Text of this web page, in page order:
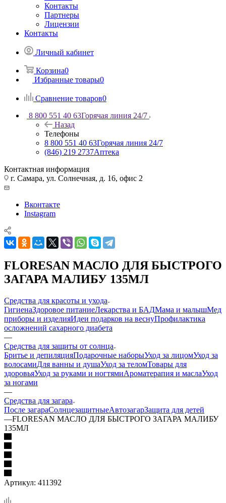
Контакты
Партнеры
Лицензии
Контакты
Личный кабинет
Корзина0
Избранные товары0
Сравнение товаров0
8 800 551 40 63Горячая линия 24/7
Назад
Телефоны
8 800 551 40 63Горячая линия 24/7
(846) 219 2737Аптека
Контактная информация
г. Самара, ул. Солнечная, д. 16, офис 2
Вконтакте
Instagram
FLORESAN МАСЛО ДЛЯ БЫСТРОГО
ЗАГАРА МАЛИБУ 135МЛ
Средства для красоты и ухода
ГигиенаЗдоровое питаниеЛекарства и БАДМама и малышМед
приборы и изделияИдеи подарков на веснуПрофилактика
осложнений сахарного диабета
—
Средства для защиты от солнца
Бритье и депиляцияПодарочные наборыУход за лицомУход за
волосамиДля ванны и душаУход за теломТовары для
здоровьяУход за руками и ногтямиАроматерапия и маслаУход
за ногами
—
Средства для загара
После загараСолнцезащитныеАвтозагарЗащита для детей
—FLORESAN МАСЛО ДЛЯ БЫСТРОГО ЗАГАРА МАЛИБУ
135МЛ
Артикул: 411392